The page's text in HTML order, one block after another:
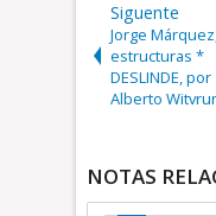
Siguente
Jorge
estructuras *
DESLINDE, por
Alberto
NOTAS